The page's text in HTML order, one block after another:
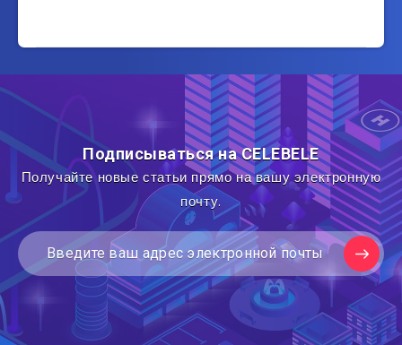
Подписываться на CELEBELE
Получайте новые статьи прямо на вашу электронную
почту.